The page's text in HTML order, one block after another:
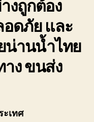
งถูกต้อง
อดภัย และ
น่านน้ำไทย
าง ขนส่ง
เทศ